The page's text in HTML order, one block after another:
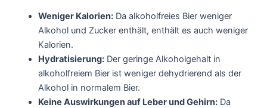
Weniger Kalorien:Da alkoholfreies Bier weniger
Alkohol und Zucker enthält, enthält es auch weniger
Kalorien.
Hydratisierung:Der geringe Alkoholgehalt in
alkoholfreiem Bier ist weniger dehydrierend als der
Alkohol in normalem Bier.
Keine Auswirkungen auf Leber und Gehirn:Da